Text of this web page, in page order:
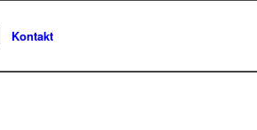
Kontakt